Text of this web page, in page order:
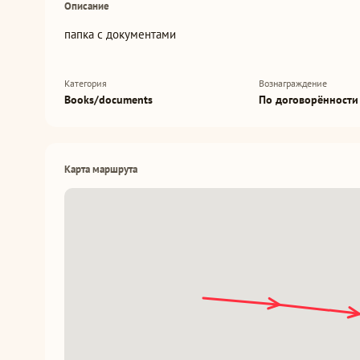
Описание
папка с документами
Категория
Books/documents
Вознаграждение
По договорённости
Карта маршрута